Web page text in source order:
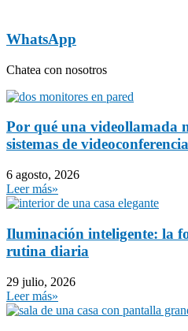
WhatsApp
Chatea con nosotros
Por qué una videollamada
sistemas de videoconferencia
6 agosto, 2026
Leer más»
Iluminación inteligente: la
rutina diaria
29 julio, 2026
Leer más»